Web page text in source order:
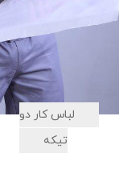
لباس کار دو
تیکه